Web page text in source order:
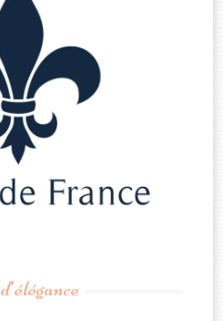
d’élégance